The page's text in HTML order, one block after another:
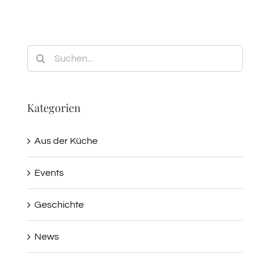
Suche
nach:
Kategorien
Aus der Küche
Events
Geschichte
News